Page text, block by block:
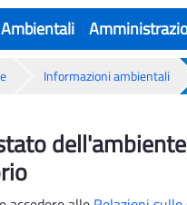
Informazioni ambientali